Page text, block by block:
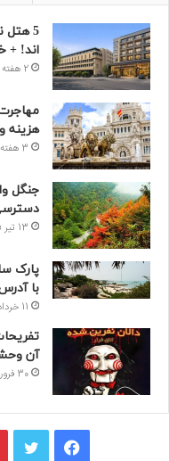
5 هتل
اند! +
2 هفته پیش
هزینه
3 هفته پیش
جنگل
13 تیر 1405
پارک
با
11 خرداد 1405
آن
30 فروردین 1405
فیسبوک